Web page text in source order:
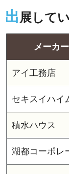
出展して
メーカ
アイ工務店
セキスイハイ
積水ハウス
湖都コーポレ